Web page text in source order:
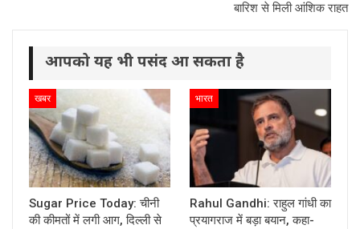
बारिश से मिली आंशिक राहत
आपको यह भी पसंद आ सकता है
खबर
Sugar Price Today: चीनी
की कीमतों में लगी आग, दिल्ली से
भारत
Rahul Gandhi: राहुल गांधी का
प्रयागराज में बड़ा बयान, कहा-